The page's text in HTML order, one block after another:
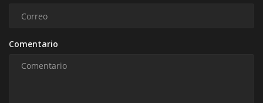
Comentario